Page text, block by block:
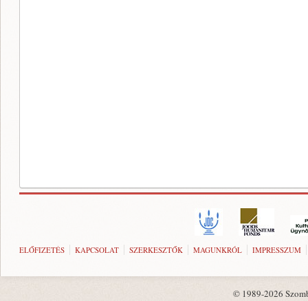
ELŐFIZETÉS KAPCSOLAT SZERKESZTŐK MAGUNKRÓL IMPRESSZUM
© 1989-2026